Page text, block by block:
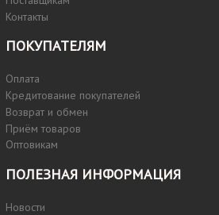
Контакты
ПОКУПАТЕЛЯМ
Оплата
Кредитование покупателей
Возврат и обмен
Приём товаров
Оптовикам
ПОЛЕЗНАЯ ИНФОРМАЦИЯ
Новости